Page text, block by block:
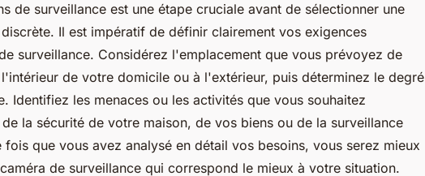
de surveillance est une étape cruciale avant de sélectionner une
Il est impératif de définir clairement vos exigences
surveillance. Considérez l'emplacement que vous prévoyez de
de votre domicile ou à l'extérieur, puis déterminez le degré
Identifiez les menaces ou les activités que vous souhaitez
la sécurité de votre maison, de vos biens ou de la surveillance
que vous avez analysé en détail vos besoins, vous serez mieux
de surveillance qui correspond le mieux à votre situation.